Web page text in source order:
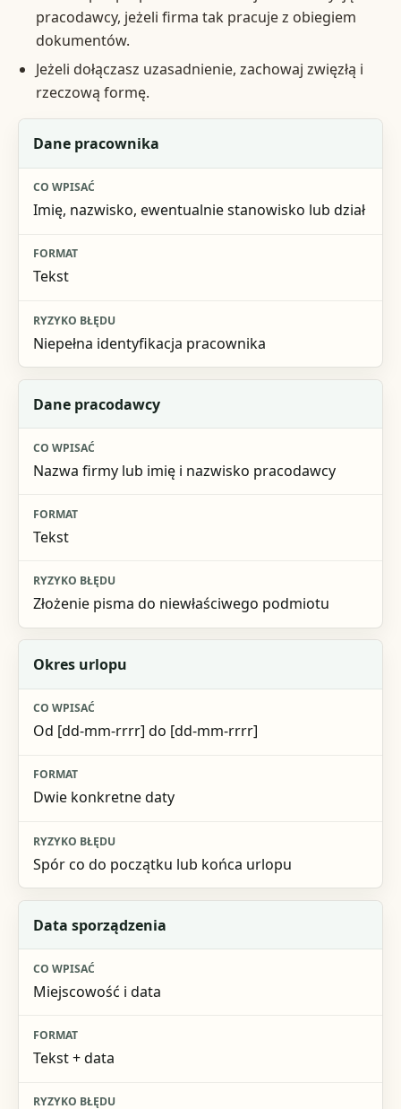
pracodawcy, jeżeli firma tak pracuje z obiegiem
dokumentów.
Jeżeli dołączasz uzasadnienie, zachowaj zwięzłą i
rzeczową formę.
Element wniosku
Co wpisać
Format
Dane pracownika
Imię, nazwisko, ewentualnie stanowisko lub dział
Tekst
Niepełna identyfikacja pracownika
Dane pracodawcy
Nazwa firmy lub imię i nazwisko pracodawcy
Tekst
Złożenie pisma do niewłaściwego podmiotu
Okres urlopu
Od [dd-mm-rrrr] do [dd-mm-rrrr]
Dwie konkretne daty
Spór co do początku lub końca urlopu
Data sporządzenia
Miejscowość i data
Tekst + data